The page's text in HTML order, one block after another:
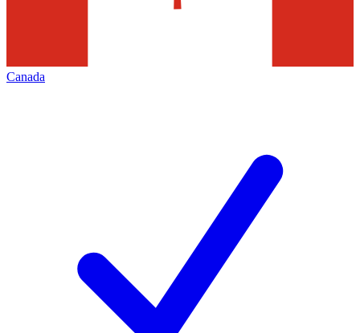
Canada